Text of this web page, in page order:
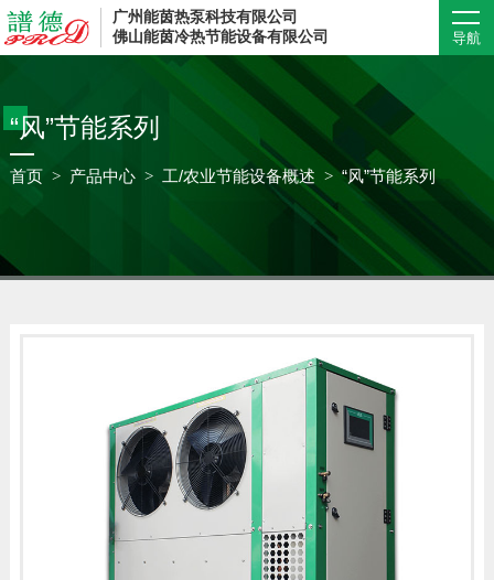
广州能茵热泵科技有限公司
佛山能茵冷热节能设备有限公司
导航
“风”节能系列
首页 > 产品中心 > 工/农业节能设备概述 > “风”节能系列